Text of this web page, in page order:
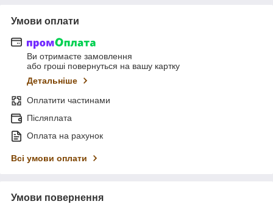
Умови оплати
Ви отримаєте замовлення
або гроші повернуться на вашу картку
Детальніше
Оплатити частинами
Післяплата
Оплата на рахунок
Всі умови оплати
Умови повернення